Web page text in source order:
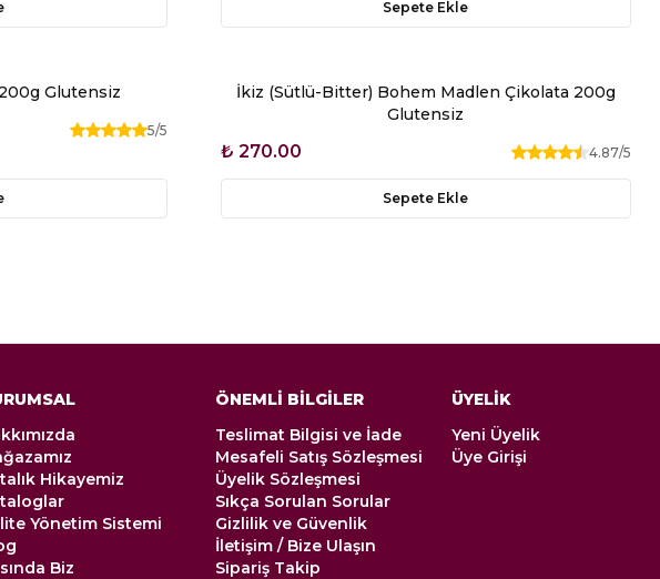
Sepete Ekle
Glutensiz
5/5
İkiz (Sütlü-Bitter) Bohem Madlen Çikolata 200g
Glutensiz
₺ 270.00 4.87/5
Sepete Ekle
Hikayemiz
Yönetim Sistemi
Biz
ÖNEMLİ BİLGİLER
Teslimat Bilgisi ve İade
Mesafeli Satış Sözleşmesi
Üyelik Sözleşmesi
Sıkça Sorulan Sorular
Gizlilik ve Güvenlik
İletişim / Bize Ulaşın
Sipariş Takip
ÜYELİK
Yeni Üyelik
Üye Girişi